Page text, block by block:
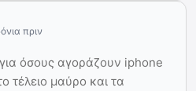
πριν
όσους αγοράζουν iphone
τέλειο μαύρο και τα